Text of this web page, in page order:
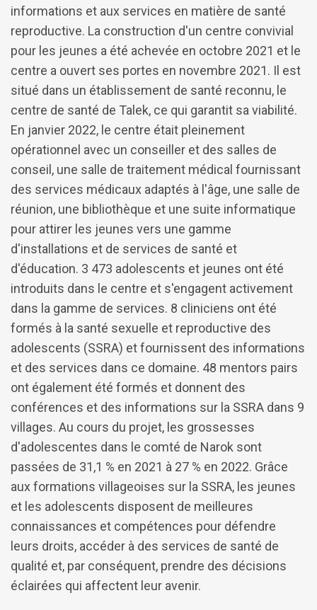
informations et aux services en matière de santé
reproductive. La construction d'un centre convivial
pour les jeunes a été achevée en octobre 2021 et le
centre a ouvert ses portes en novembre 2021. Il est
situé dans un établissement de santé reconnu, le
centre de santé de Talek, ce qui garantit sa viabilité.
En janvier 2022, le centre était pleinement
opérationnel avec un conseiller et des salles de
conseil, une salle de traitement médical fournissant
des services médicaux adaptés à l'âge, une salle de
réunion, une bibliothèque et une suite informatique
pour attirer les jeunes vers une gamme
d'installations et de services de santé et
d'éducation. 3 473 adolescents et jeunes ont été
introduits dans le centre et s'engagent activement
dans la gamme de services. 8 cliniciens ont été
formés à la santé sexuelle et reproductive des
adolescents (SSRA) et fournissent des informations
et des services dans ce domaine. 48 mentors pairs
ont également été formés et donnent des
conférences et des informations sur la SSRA dans 9
villages. Au cours du projet, les grossesses
d'adolescentes dans le comté de Narok sont
passées de 31,1 % en 2021 à 27 % en 2022. Grâce
aux formations villageoises sur la SSRA, les jeunes
et les adolescents disposent de meilleures
connaissances et compétences pour défendre
leurs droits, accéder à des services de santé de
qualité et, par conséquent, prendre des décisions
éclairées qui affectent leur avenir.